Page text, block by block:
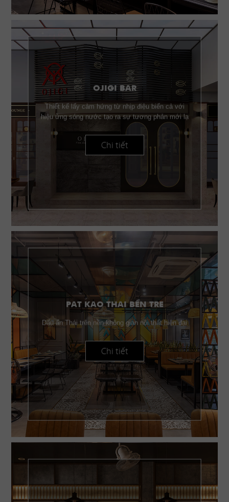
OJIGI BAR
Thiết kế lấy cảm hứng từ nhịp điệu biển cả với
hiệu ứng sóng nước tạo ra sự tương phản mới lạ
Chi tiết
PAT KAO THAI BẾN TRE
Dấu ấn Thái trên nền không gian nội thất hiện đại
Chi tiết